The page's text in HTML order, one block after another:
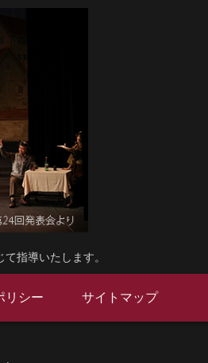
指導いたします。
リシー サイトマップ